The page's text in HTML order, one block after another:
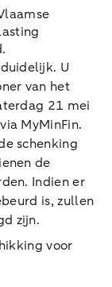
U
van het
21 mei
MyMinFin.
schenking
de
Indien er
is, zullen
zijn.
voor